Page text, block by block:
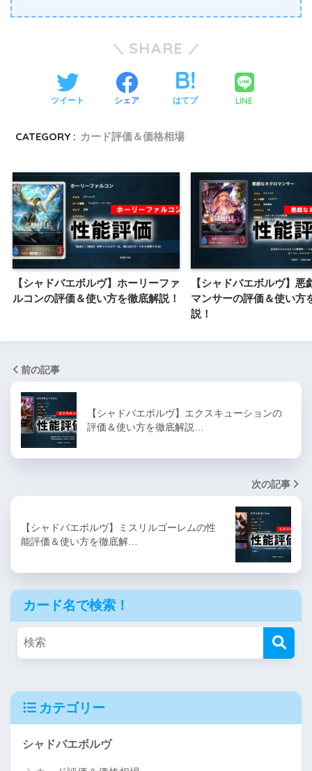
SHARE
ツイート シェア はてブ LINE
CATEGORY : カード評価＆価格相場
【シャドバエボルヴ】ホーリーファ
ルコンの評価＆使い方を徹底解説！
【シャドバエボルヴ】悪
マンサーの評価＆使い方
説！
前の記事
【シャドバエボルヴ】エクスキューションの
評価＆使い方を徹底解説…
次の記事
【シャドバエボルヴ】ミスリルゴーレムの性
能評価＆使い方を徹底解…
カード名で検索！
カテゴリー
シャドバエボルヴ